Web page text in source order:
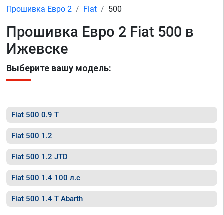
Прошивка Евро 2 Fiat 500
Прошивка Евро 2 Fiat 500 в
Ижевске
Выберите вашу модель:
Fiat 500 0.9 T
Fiat 500 1.2
Fiat 500 1.2 JTD
Fiat 500 1.4 100 л.с
Fiat 500 1.4 T Abarth